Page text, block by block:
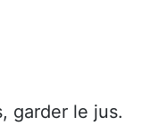
garder le jus.